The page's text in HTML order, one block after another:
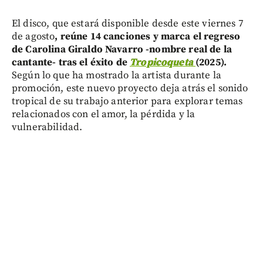
El disco, que estará disponible desde este viernes 7
de agosto, reúne 14 canciones y marca el regreso
de Carolina Giraldo Navarro -nombre real de la
cantante- tras el éxito de Tropicoqueta (2025).
Según lo que ha mostrado la artista durante la
promoción, este nuevo proyecto deja atrás el sonido
tropical de su trabajo anterior para explorar temas
relacionados con el amor, la pérdida y la
vulnerabilidad.